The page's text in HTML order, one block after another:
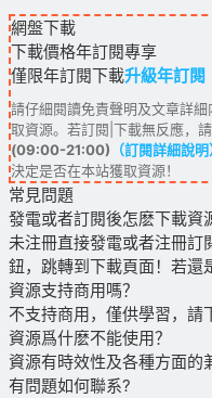
網盤下載
下載價格年訂閱專享
僅限年訂閱下載升級年訂閱
請仔細閱讀免責聲明及文章詳
取資源。若訂閱|下載無反應，
(09:00-21:00) （訂閱詳細說明
決定是否在本站獲取資源！
常見問題
發電或者訂閱後怎麽下載資
未注冊直接發電或者注冊訂
鈕，跳轉到下載頁面！若還
資源支持商用嗎？
不支持商用，僅供學習，請
資源爲什麽不能使用？
資源有時效性及各種方面的
有問題如何聯系?